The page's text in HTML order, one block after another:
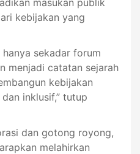
kebijakan yang
sekadar forum
menjadi catatan sejarah
kebijakan
inklusif,” tutup
dan gotong royong,
melahirkan